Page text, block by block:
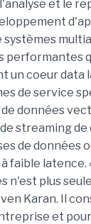
et le
performantes
un coeur data
de service
de données
streaming de
de données
faible latence.
n'est plus
Karan. Il
et